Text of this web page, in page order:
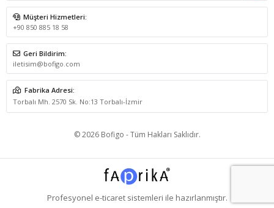
Müşteri Hizmetleri:
+90 850 885 18 58
Geri Bildirim:
iletisim@bofigo.com
Fabrika Adresi:
Torbalı Mh. 2570 Sk. No:13 Torbalı-İzmir
© 2026 Bofigo - Tüm Hakları Saklıdır.
Profesyonel e-ticaretsistemleri ile hazırlanmıştır.